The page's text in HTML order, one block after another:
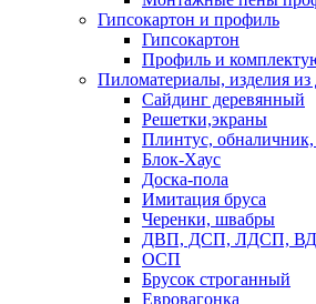
Гипсокартон и профиль
Гипсокартон
Профиль и
Пиломатериалы, изделия из
Сайдинг деревянный
Решетки,экраны
Плинтус, обналичник,
Блок-Хаус
Доска-пола
Имитация бруса
Черенки, швабры
ДВП, ДСП, ЛДСП,
ОСП
Брусок строганный
Евровагонка